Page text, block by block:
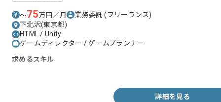
〜75万円／月 業務委託(フリーランス)
下北沢(東京都)
HTML / Unity
ゲームディレクター / ゲームプランナー
求めるスキル
詳細を見る